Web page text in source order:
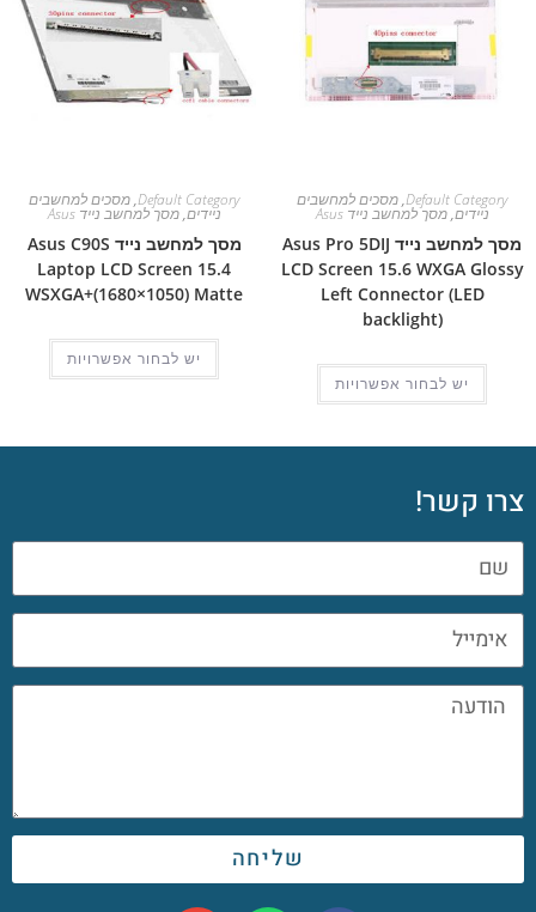
Default Category
,מסכים למחשבים
ניידים,מסך למחשב נייד Asus
מסך למחשב נייד Asus Pro 5DIJ
LCD Screen 15.6 WXGA Glossy
Left Connector (LED
backlight)
יש לבחור אפשרויות
Default Category
,מסכים למחשבים
ניידים,מסך למחשב נייד Asus
מסך למחשב נייד Asus C90S
Laptop LCD Screen 15.4
WSXGA+(1680×1050) Matte
יש לבחור אפשרויות
צרו קשר!
שליחה